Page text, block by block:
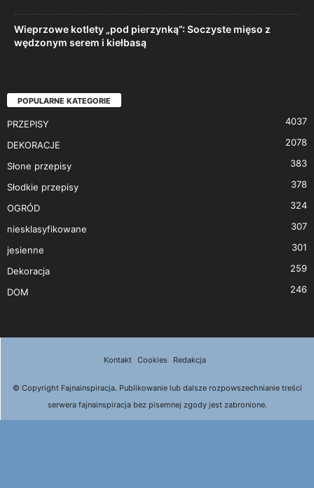
Wieprzowe kotlety „pod pierzynką”: Soczyste mięso z
wędzonym serem i kiełbasą
POPULARNE KATEGORIE
PRZEPISY 4037
DEKORACJE 2078
Słone przepisy 383
Słodkie przepisy 378
OGRÓD 324
niesklasyfikowane 307
jesienne 301
Dekoracja 259
DOM 246
Kontakt Cookies Redakcja
© Copyright Fajnainspiracja. Publikowanie lub dalsze rozpowszechnianie treści
serwera fajnainspiracja bez pisemnej zgody jest zabronione.